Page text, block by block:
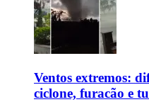
Ventos extremos:
ciclone, furacão e